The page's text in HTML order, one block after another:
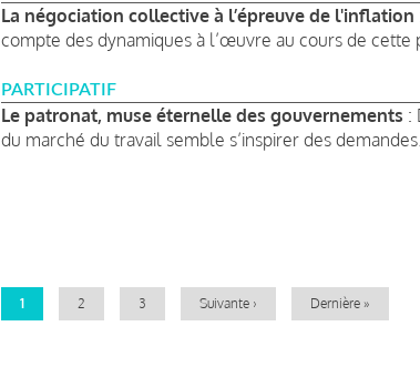
La négociation collective à l’épreuve de l'inflation
compte des dynamiques à l’œuvre au cours de cette
PARTICIPATIF
Le patronat, muse éternelle des gouvernements :
du marché du travail semble s’inspirer des demandes...
Page
1 Page
2 Page
3
Page
Suivante ›
Dernière
Dernière »